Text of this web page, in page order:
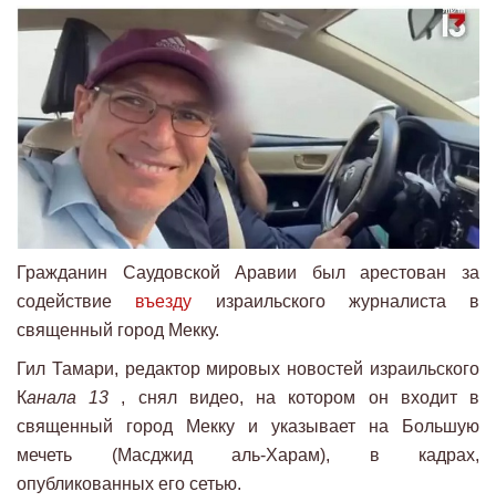
Гражданин Саудовской Аравии был арестован за
содействие въезду израильского журналиста в
священный город Мекку.
Гил Тамари, редактор мировых новостей израильского
Канала 13 , снял видео, на котором он входит в
священный город Мекку и указывает на Большую
мечеть (Масджид аль-Харам), в кадрах,
опубликованных его сетью.